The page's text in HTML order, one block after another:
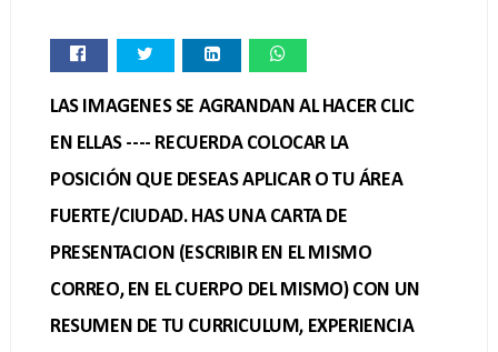
LAS IMAGENES SE AGRANDAN AL HACER CLIC
EN ELLAS ---- RECUERDA COLOCAR LA
POSICIÓN QUE DESEAS APLICAR O TU ÁREA
FUERTE/CIUDAD. HAS UNA CARTA DE
PRESENTACION (ESCRIBIR EN EL MISMO
CORREO, EN EL CUERPO DEL MISMO) CON UN
RESUMEN DE TU CURRICULUM, EXPERIENCIA